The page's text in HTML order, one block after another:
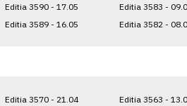
Editia 3590 - 17.05
Editia 3589 - 16.05
Editia 3583 -
Editia 3582 -
Editia 3570 - 21.04 Editia 3563 -